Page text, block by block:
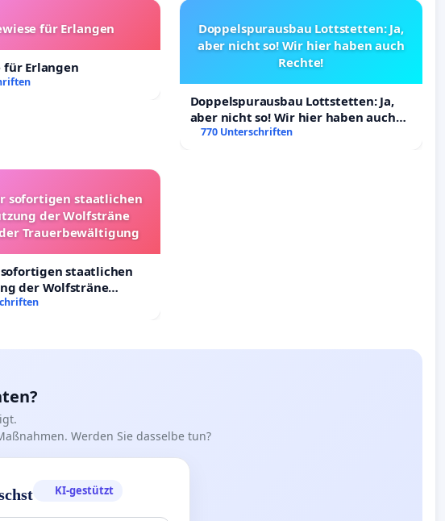
für Erlangen
für Erlangen
Doppelspurausbau Lottstetten: Ja,
aber nicht so! Wir hier haben auch
Rechte!
Doppelspurausbau Lottstetten: Ja,
aber nicht so! Wir hier haben auch
Rechte!
770 Unterschriften
sofortigen staatlichen
der Wolfsträne
Trauerbewältigung
staatlichen
der Wolfsträne
Trauerbewältigung
Werden Sie dasselbe tun?
KI-gestützt